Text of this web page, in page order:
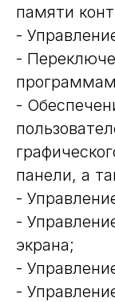
памяти
-
-
-
панели, а
-
-
экрана;
-
-